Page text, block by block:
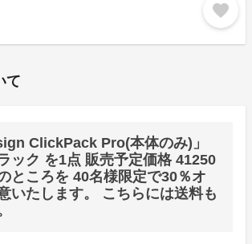
favorite
て
ClickPack Pro(本体のみ)」
ック を1点 販売予定価格 41250
ところを 40名様限定で30％オ
いたします。 こちらには送料も